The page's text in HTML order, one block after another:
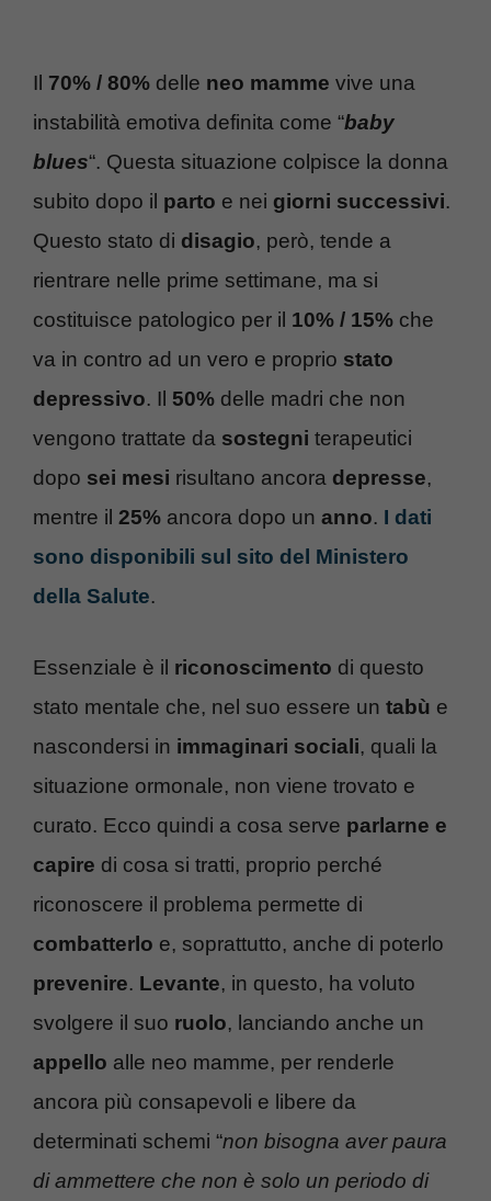
Il 70% / 80% delle neo mamme vive una
instabilità emotiva definita come “baby
blues“. Questa situazione colpisce la donna
subito dopo il parto e nei giorni successivi.
Questo stato di disagio, però, tende a
rientrare nelle prime settimane, ma si
costituisce patologico per il 10% / 15% che
va in contro ad un vero e proprio stato
depressivo. Il 50% delle madri che non
vengono trattate da sostegni terapeutici
dopo sei mesi risultano ancora depresse,
mentre il 25% ancora dopo un anno. I dati
sono disponibili sul sito del Ministero
della Salute.
Essenziale è il riconoscimento di questo
stato mentale che, nel suo essere un tabù e
nascondersi in immaginari sociali, quali la
situazione ormonale, non viene trovato e
curato. Ecco quindi a cosa serve parlarne e
capire di cosa si tratti, proprio perché
riconoscere il problema permette di
combatterlo e, soprattutto, anche di poterlo
prevenire. Levante, in questo, ha voluto
svolgere il suo ruolo, lanciando anche un
appello alle neo mamme, per renderle
ancora più consapevoli e libere da
determinati schemi “non bisogna aver paura
di ammettere che non è solo un periodo di